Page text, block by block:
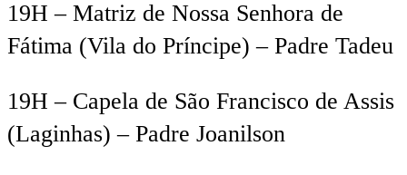
19H – Matriz de Nossa Senhora de
Fátima (Vila do Príncipe) – Padre Tadeu
19H – Capela de São Francisco de Assis
(Laginhas) – Padre Joanilson